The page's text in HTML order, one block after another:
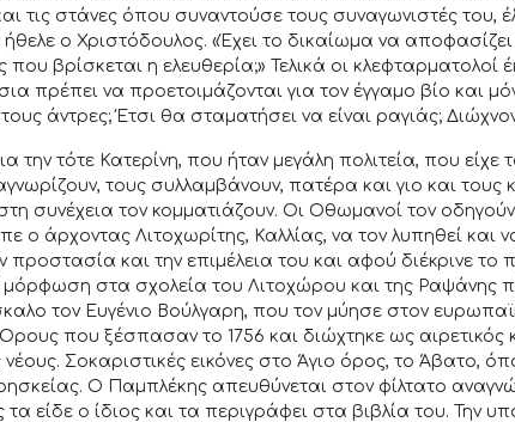
τις στάνες όπου συναντούσε τους συναγωνιστές του,
ο Χριστόδουλος. «Έχει το δικαίωμα να
που βρίσκεται η ελευθερία;» Τελικά οι
πρέπει να προετοιμάζονται για τον έγγαμο βίο και
άντρες; Έτσι θα σταματήσει να είναι ραγιάς;
την τότε Κατερίνη, που ήταν μεγάλη πολιτεία, που
τους συλλαμβάνουν, πατέρα και γιο και
συνέχεια τον κομματιάζουν. Οι Οθωμανοί τον
ο άρχοντας Λιτοχωρίτης, Καλλίας, να τον λυπηθεί και
και την επιμέλεια του και αφού διέκρινε το
στα σχολεία του Λιτοχώρου και της
τον Ευγένιο Βούλγαρη, που τον μύησε στον
που ξέσπασαν το 1756 και διώχτηκε ως αιρετικός
Σοκαριστικές εικόνες στο Άγιο όρος, το Άβατο,
Ο Παμπλέκης απευθύνεται στον φίλτατο
είδε ο ίδιος και τα περιγράφει στα βιβλία του. Την